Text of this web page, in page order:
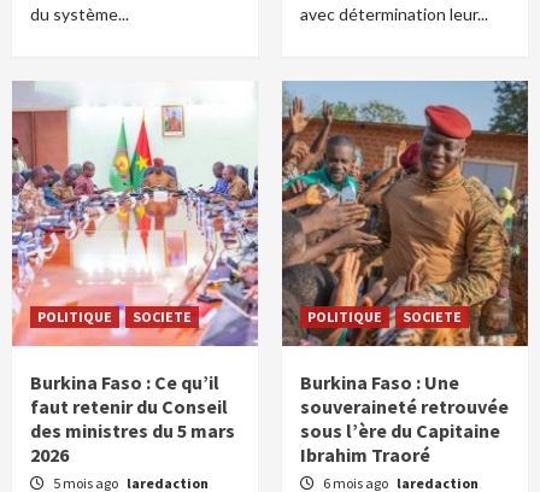
du système...
avec détermination leur...
POLITIQUE SOCIETE
Burkina Faso : Ce qu’il
faut retenir du Conseil
des ministres du 5 mars
2026
5 mois ago laredaction
POLITIQUE SOCIETE
Burkina Faso : Une
souveraineté retrouvée
sous l’ère du Capitaine
Ibrahim Traoré
6 mois ago laredaction